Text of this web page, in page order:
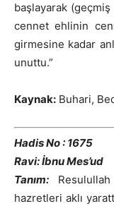
başlayarak
cennet ehlinin
girmesine kadar
unuttu.”
Kaynak: Buhari,
Hadis No : 1675
Ravi: İbnu Mes’ud
Tanım:
hazretleri aklı